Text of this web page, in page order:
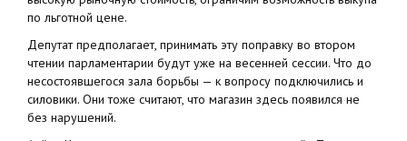
по льготной цене.
Депутат предполагает, принимать эту поправку во втором
чтении парламентарии будут уже на весенней сессии. Что до
несостоявшегося зала борьбы — к вопросу подключились и
силовики. Они тоже считают, что магазин здесь появился не
без нарушений.